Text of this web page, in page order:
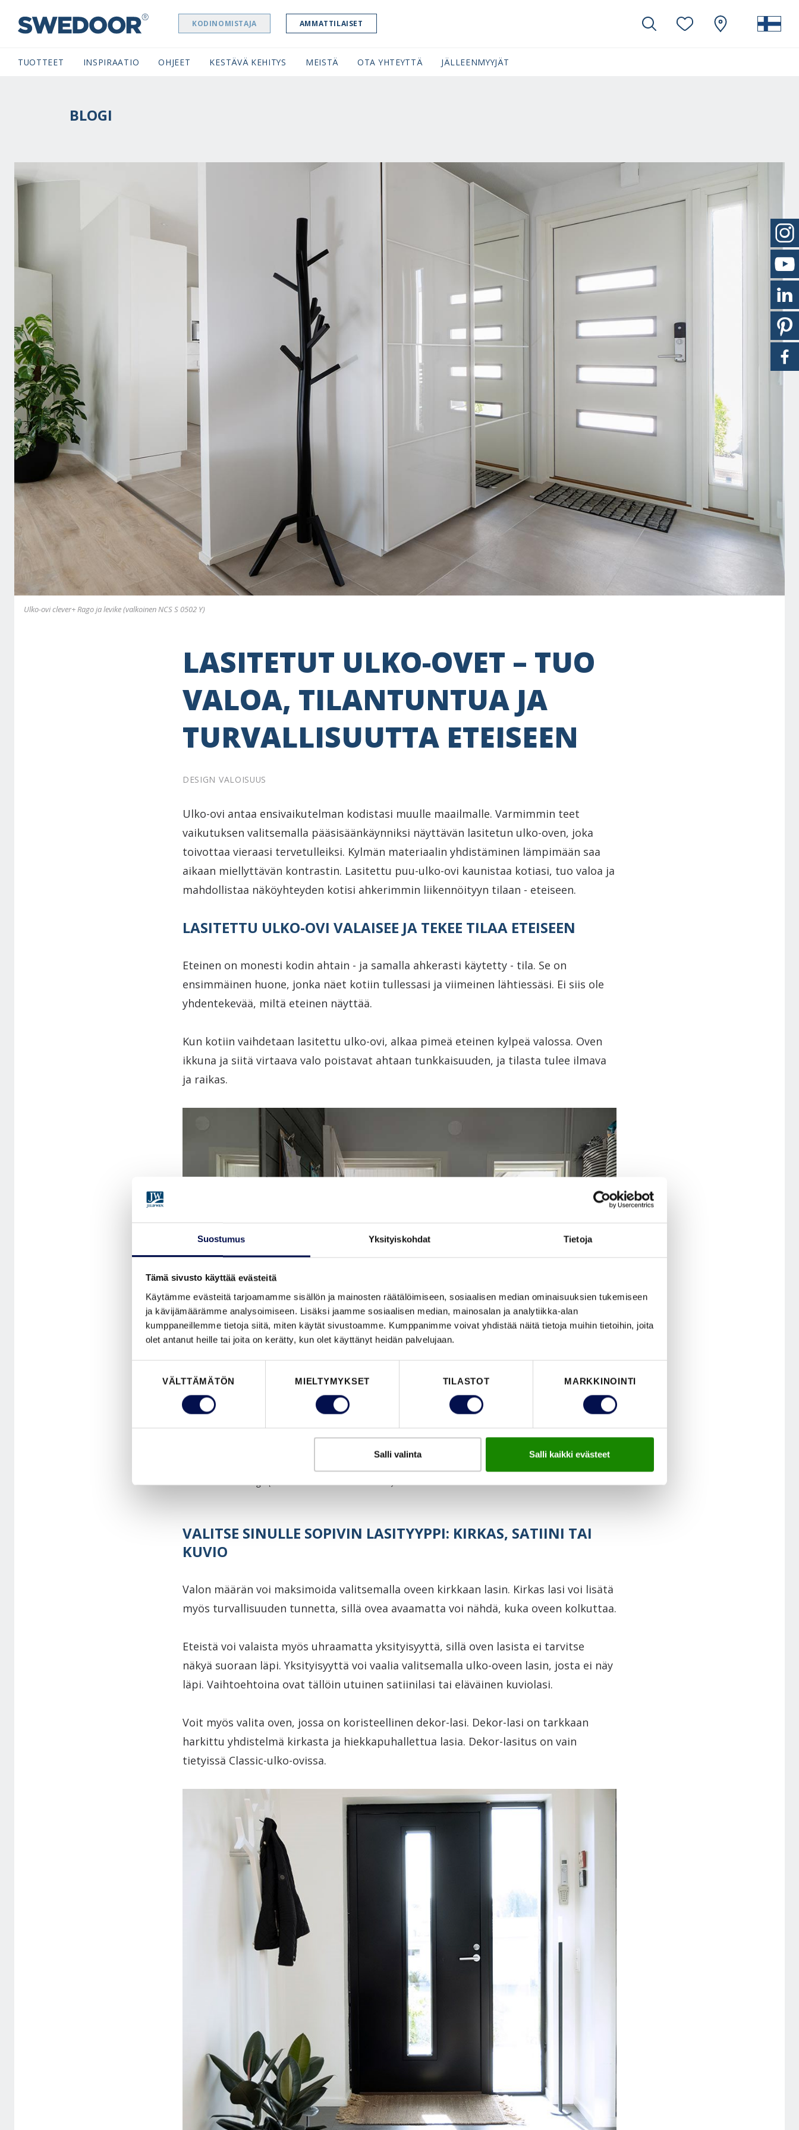
Suostumus Yksityiskohdat Tietoja
Tämä sivusto käyttää evästeitä
Käytämme evästeitä tarjoamamme sisällön ja mainosten räätälöimiseen, sosiaalisen median ominaisuuksien tukemiseen
ja kävijämäärämme analysoimiseen. Lisäksi jaamme sosiaalisen median, mainosalan ja analytiikka-alan
kumppaneillemme tietoja siitä, miten käytät sivustoamme. Kumppanimme voivat yhdistää näitä tietoja muihin tietoihin, joita
olet antanut heille tai joita on kerätty, kun olet käyttänyt heidän palvelujaan.
VÄLTTÄMÄTÖN MIELTYMYKSET TILASTOT MARKKINOINTI
Salli valinta Salli kaikki evästeet
SWEDOOR NAVIGATION KODINOMISTAJA AMMATTILAISET
TUOTTEET INSPIRAATIO OHJEET KESTÄVÄ KEHITYS MEISTÄ OTA YHTEYTTÄ JÄLLEENMYYJÄT
BLOGI
Ulko-ovi clever+ Rago ja levike (valkoinen NCS S 0502 Y)
LASITETUT ULKO-OVET – TUO
VALOA, TILANTUNTUA JA
TURVALLISUUTTA ETEISEEN
DESIGN VALOISUUS
Ulko-ovi antaa ensivaikutelman kodistasi muulle maailmalle. Varmimmin teet
vaikutuksen valitsemalla pääsisäänkäynniksi näyttävän lasitetun ulko-oven, joka
toivottaa vieraasi tervetulleiksi. Kylmän materiaalin yhdistäminen lämpimään saa
aikaan miellyttävän kontrastin. Lasitettu puu-ulko-ovi kaunistaa kotiasi, tuo valoa ja
mahdollistaa näköyhteyden kotisi ahkerimmin liikennöityyn tilaan - eteiseen.
LASITETTU ULKO-OVI VALAISEE JA TEKEE TILAA ETEISEEN
Eteinen on monesti kodin ahtain - ja samalla ahkerasti käytetty - tila. Se on
ensimmäinen huone, jonka näet kotiin tullessasi ja viimeinen lähtiessäsi. Ei siis ole
yhdentekevää, miltä eteinen näyttää.
Kun kotiin vaihdetaan lasitettu ulko-ovi, alkaa pimeä eteinen kylpeä valossa. Oven
ikkuna ja siitä virtaava valo poistavat ahtaan tunkkaisuuden, ja tilasta tulee ilmava
ja raikas.
Ulko-ovi clever+ Rago (tummanharmaa NCS S 7502-B)
VALITSE SINULLE SOPIVIN LASITYYPPI: KIRKAS, SATIINI TAI
KUVIO
Valon määrän voi maksimoida valitsemalla oveen kirkkaan lasin. Kirkas lasi voi lisätä
myös turvallisuuden tunnetta, sillä ovea avaamatta voi nähdä, kuka oveen kolkuttaa.
Eteistä voi valaista myös uhraamatta yksityisyyttä, sillä oven lasista ei tarvitse
näkyä suoraan läpi. Yksityisyyttä voi vaalia valitsemalla ulko-oveen lasin, josta ei näy
läpi. Vaihtoehtoina ovat tällöin utuinen satiinilasi tai eläväinen kuviolasi.
Voit myös valita oven, jossa on koristeellinen dekor-lasi. Dekor-lasi on tarkkaan
harkittu yhdistelmä kirkasta ja hiekkapuhallettua lasia. Dekor-lasitus on vain
tietyissä Classic-ulko-ovissa.